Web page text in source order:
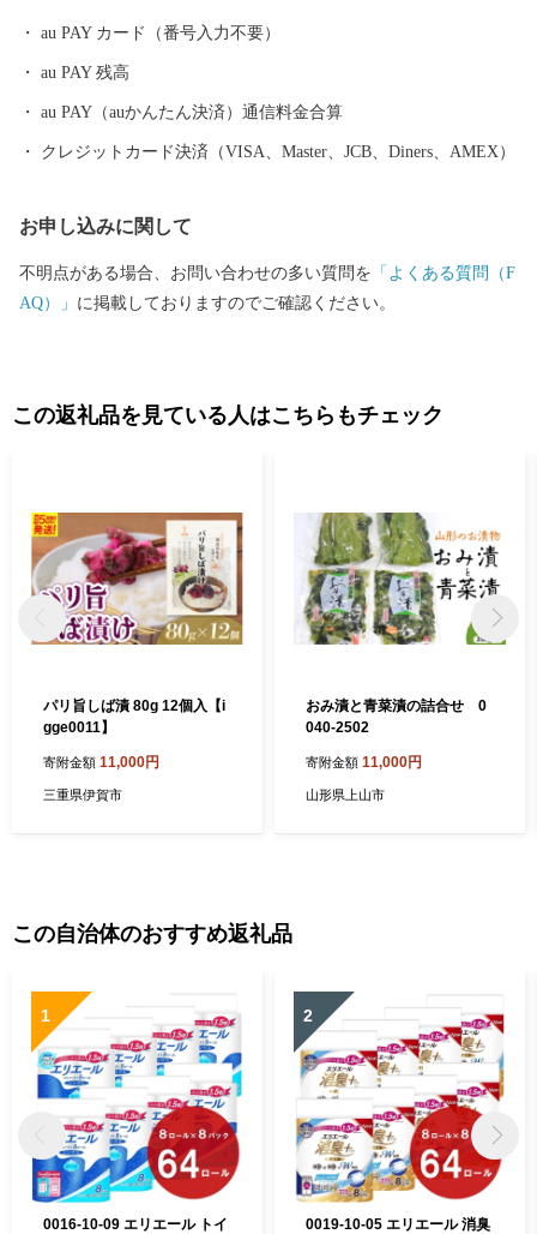
の他にも、パラグライダー、E-BIKEなどのアクティビティを楽し
むことができます。 ぜひ富士宮市へ足を運んでいただき、魅力を
感じていただけたら幸いです。
au PAY カード（番号入力不要）
au PAY 残高
au PAY（auかんたん決済）通信料金合算
クレジットカード決済（VISA、Master、JCB、Diners、AMEX）
お申し込みに関して
不明点がある場合、お問い合わせの多い質問を 「よくある質問（F
AQ）」 に掲載しておりますのでご確認ください。
この返礼品を見ている人はこちらもチェック
パリ旨しば漬 80g 12個入【i
gge0011】
寄附金額 11,000円
三重県伊賀市
おみ漬と青菜漬の詰合せ 0
040-2502
寄附金額 11,000円
山形県上山市
この自治体のおすすめ返礼品
1
0016-10-09 エリエール トイ
2
0019-10-05 エリエール 消臭